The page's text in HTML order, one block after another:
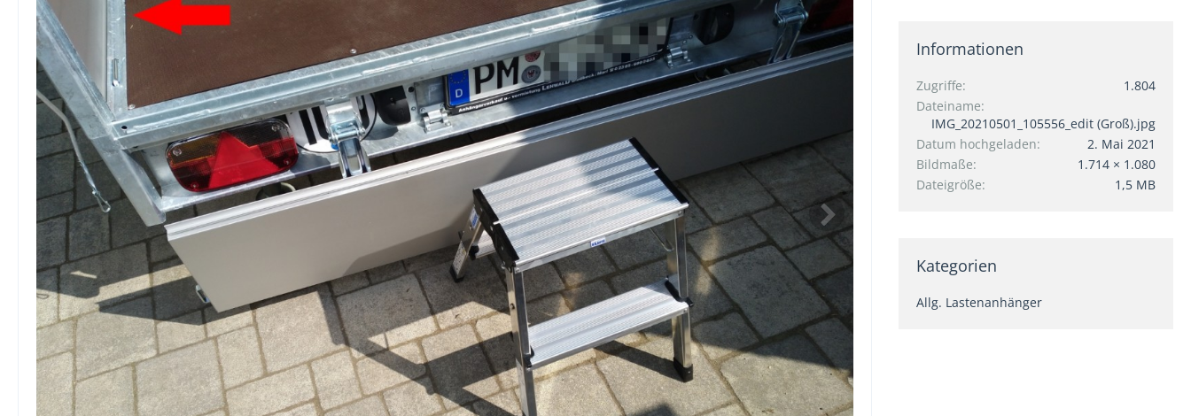
Informationen
Zugriffe
1.804
Dateiname
IMG_20210501_105556_edit (Groß).jpg
Datum hochgeladen
2. Mai 2021
Bildmaße
1.714 × 1.080
Dateigröße
1,5 MB
Kategorien
Allg. Lastenanhänger